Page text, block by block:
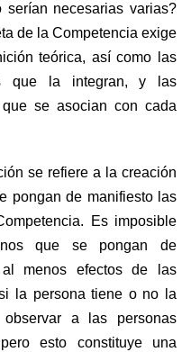
serían necesarias varias?
de la Competencia exige
teórica, así como las
que la integran, y las
se asocian con cada
se refiere a la creación
pongan de manifiesto las
Es imposible
que se pongan de
menos efectos de las
la persona tiene o no la
a las personas
esto constituye una